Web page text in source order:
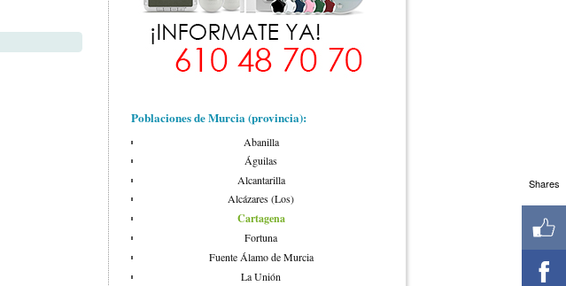
Poblaciones de Murcia (provincia):
Abanilla
Águilas
Alcantarilla
Alcázares (Los)
Cartagena
Fortuna
Fuente Álamo de Murcia
La Unión
Shares